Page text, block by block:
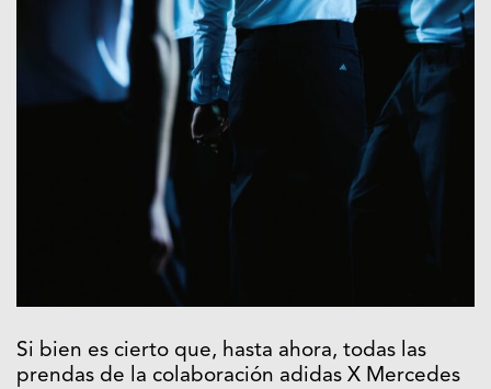
Si bien es cierto que, hasta ahora, todas las
prendas de la colaboración adidas X Mercedes